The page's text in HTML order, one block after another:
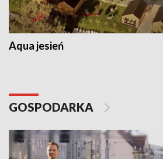
Aqua jesień
GOSPODARKA